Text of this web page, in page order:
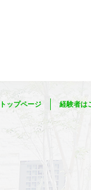
トップページ 経験者は